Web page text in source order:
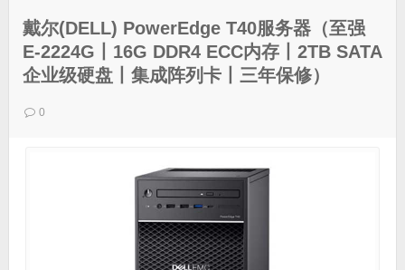
戴尔(DELL) PowerEdge T40服务器（至强
E-2224G丨16G DDR4 ECC内存丨2TB SATA
企业级硬盘丨集成阵列卡丨三年保修）
0